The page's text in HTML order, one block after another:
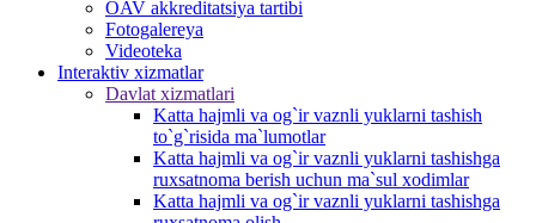
OAV akkreditatsiya tartibi
Fotogalereya
Videoteka
Interaktiv xizmatlar
Davlat xizmatlari
Katta hajmli va og`ir vaznli yuklarni tashish
to`g`risida ma`lumotlar
Katta hajmli va og`ir vaznli yuklarni tashishga
ruxsatnoma berish uchun ma`sul xodimlar
Katta hajmli va og`ir vaznli yuklarni tashishga